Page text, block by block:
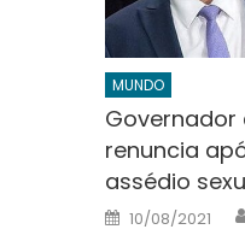
MUNDO
Governador
renuncia
assédio
Posted
on
10/08/2021